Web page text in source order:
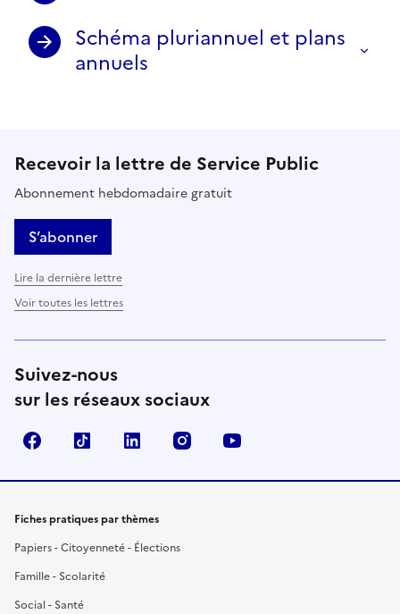
Schéma pluriannuel et plans
annuels
Recevoir la lettre de Service Public
Abonnement hebdomadaire gratuit
S’abonner
Lire la dernière lettre
Voir toutes les lettres
Suivez-nous
sur les réseaux sociaux
FacebookTikTok LinkedIn Instagram
Fiches pratiques par thèmes
Papiers - Citoyenneté - Élections
Famille - Scolarité
Social - Santé